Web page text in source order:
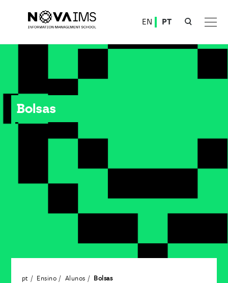
EN PT
Bolsas
Bolsas
pt Ensino Alunos Bolsas